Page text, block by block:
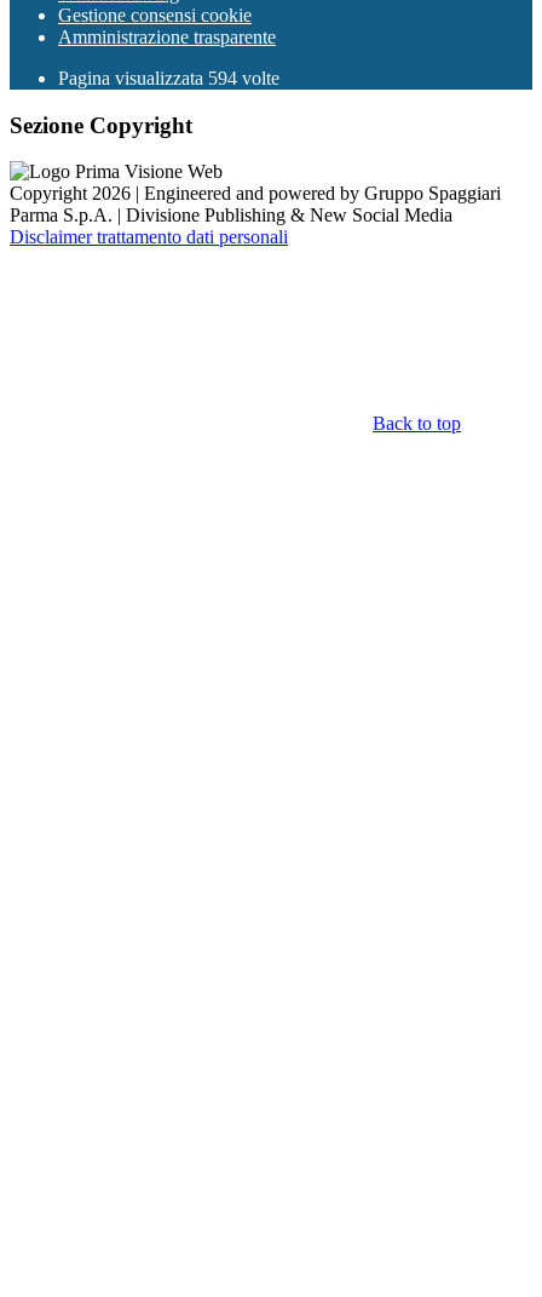
Gestione consensi cookie
Amministrazione trasparente
Pagina visualizzata 594 volte
Sezione Copyright
Copyright 2026 | Engineered and powered by Gruppo Spaggiari
Parma S.p.A. | Divisione Publishing & New Social Media
Disclaimer trattamento dati personali
Back to top